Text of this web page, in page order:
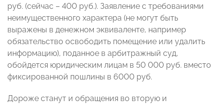
руб. (сейчас – 400 руб.). Заявление с требованиями
неимущественного характера (не могут быть
выражены в денежном эквиваленте, например
обязательство освободить помещение или удалить
информацию), поданное в арбитражный суд,
обойдется юридическим лицам в 50 000 руб. вместо
фиксированной пошлины в 6000 руб.
Дороже станут и обращения во вторую и